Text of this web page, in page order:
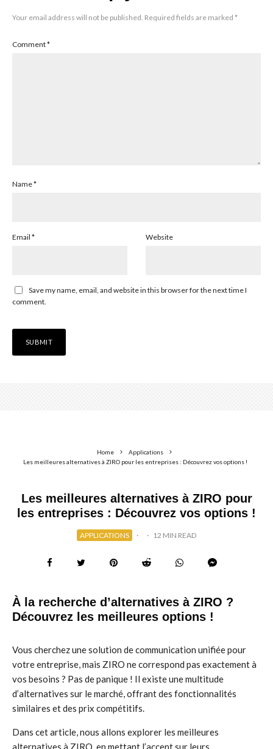
Your email address will not be published. Required fields are marked *
Comment*
Name*
Email * Website
Save my name, email, and website in this browser for the next time I
comment.
Home
Applications
Les meilleures alternatives à ZIRO pour les entreprises : Découvrez vos options !
Les meilleures alternatives à ZIRO pour
les entreprises : Découvrez vos options !
APPLICATIONS · · 12 MIN READ
À la recherche d’alternatives à ZIRO ?
Découvrez les meilleures options !
Vous cherchez une solution de communication unifiée pour
votre entreprise, mais ZIRO ne correspond pas exactement à
vos besoins ? Pas de panique ! Il existe une multitude
d’alternatives sur le marché, offrant des fonctionnalités
similaires et des prix compétitifs.
Dans cet article, nous allons explorer les meilleures
alternatives à ZIRO, en mettant l’accent sur leurs